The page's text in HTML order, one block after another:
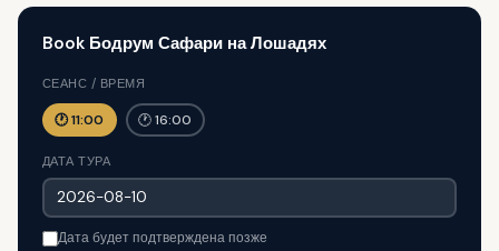
Book Бодрум Сафари на Лошадях
СЕАНС / ВРЕМЯ
🕐 11:00 🕐 16:00
ДАТА ТУРА
Дата будет подтверждена позже